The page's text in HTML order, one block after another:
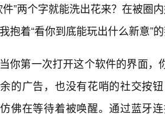
件”两个字就能洗出花来？在被圈
抱着“看你到底能玩出什么新意”
当你第一次打开这个软件的界面
的广告，也没有花哨的社交按
佛在等待着被唤醒。通过蓝牙